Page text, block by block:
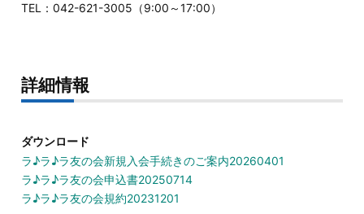
TEL：042-621-3005（9:00～17:00）
詳細情報
ダウンロード
ラ♪ラ♪ラ友の会新規入会手続きのご案内20260401
ラ♪ラ♪ラ友の会申込書20250714
ラ♪ラ♪ラ友の会規約20231201